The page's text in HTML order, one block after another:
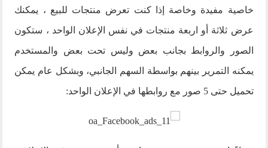
خاصية مفيدة وخاصة إذا كنت تعرض منتجات للبيع ، يمكنك
عرض ثلاثة أو اربعة منتجات في نفس الإعلان الواحد ، ستكون
الصور والروابط بجانب بعض وليس تحت بعض والمستخدم
يمكنه التمرير بينهم بواسطة السهم الجانبي، وبشكل عام يمكن
تحميل حتى 5 صور مع روابطها في الإعلان الواحد: